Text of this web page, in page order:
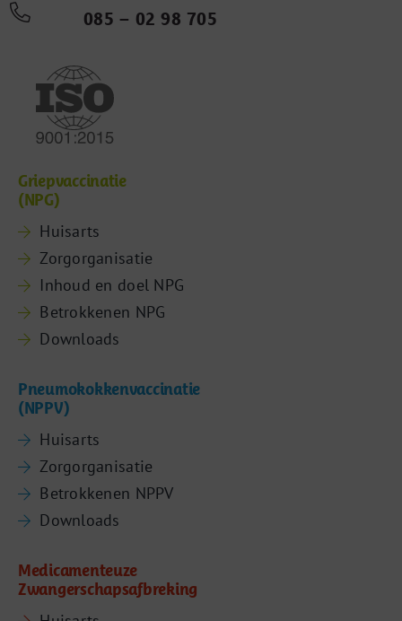
085 – 02 98 705
Griepvaccinatie
(NPG)
Huisarts
Zorgorganisatie
Inhoud en doel NPG
Betrokkenen NPG
Downloads
Pneumokokkenvaccinatie
(NPPV)
Huisarts
Zorgorganisatie
Betrokkenen NPPV
Downloads
Medicamenteuze
Zwangerschapsafbreking